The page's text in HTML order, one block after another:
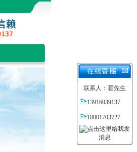
联系人：霍先生
13916039137
18001703727